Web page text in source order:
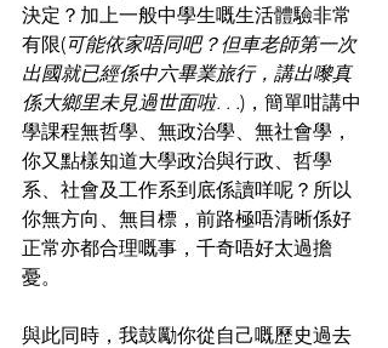
決定？加上一般中學生嘅生活體驗非常
有限(可能依家唔同吧？但車老師第一次
出國就已經係中六畢業旅行，講出嚟真
係大鄉里未見過世面啦. . .)，簡單咁講中
學課程無哲學、無政治學、無社會學，
你又點樣知道大學政治與行政、哲學
系、社會及工作系到底係讀咩呢？所以
你無方向、無目標，前路極唔清晰係好
正常亦都合理嘅事，千奇唔好太過擔
憂。
與此同時，我鼓勵你從自己嘅歷史過去